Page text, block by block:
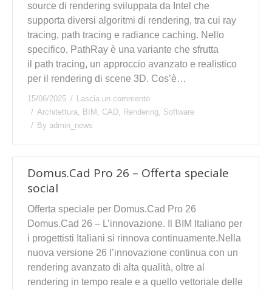
source di rendering sviluppata da Intel che
supporta diversi algoritmi di rendering, tra cui ray
tracing, path tracing e radiance caching. Nello
specifico, PathRay è una variante che sfrutta
il path tracing, un approccio avanzato e realistico
per il rendering di scene 3D. Cos’è…
15/06/2025
Lascia un commento
Architettura
BIM CAD Rendering
Software
By admin_news
Domus.Cad Pro 26 – Offerta speciale
social
Offerta speciale per Domus.Cad Pro 26
Domus.Cad 26 – L’innovazione. Il BIM Italiano per
i progettisti Italiani si rinnova continuamente.Nella
nuova versione 26 l’innovazione continua con un
rendering avanzato di alta qualità, oltre al
rendering in tempo reale e a quello vettoriale delle